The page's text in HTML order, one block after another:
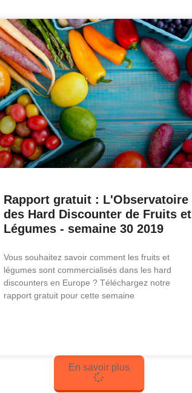
Rapport gratuit : L'Observatoire
des Hard Discounter de Fruits et
Légumes - semaine 30 2019
Vous souhaitez savoir comment les fruits et
légumes sont commercialisés dans les hard
discounters en Europe ? Téléchargez notre
rapport gratuit pour cette semaine
En savoir plus